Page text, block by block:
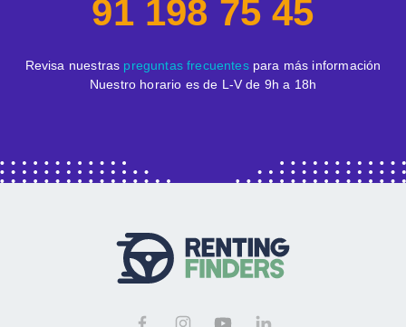
91 198 75 45
Revisa nuestras preguntas frecuentespara más información
Nuestro horario es de L-V de 9h a 18h